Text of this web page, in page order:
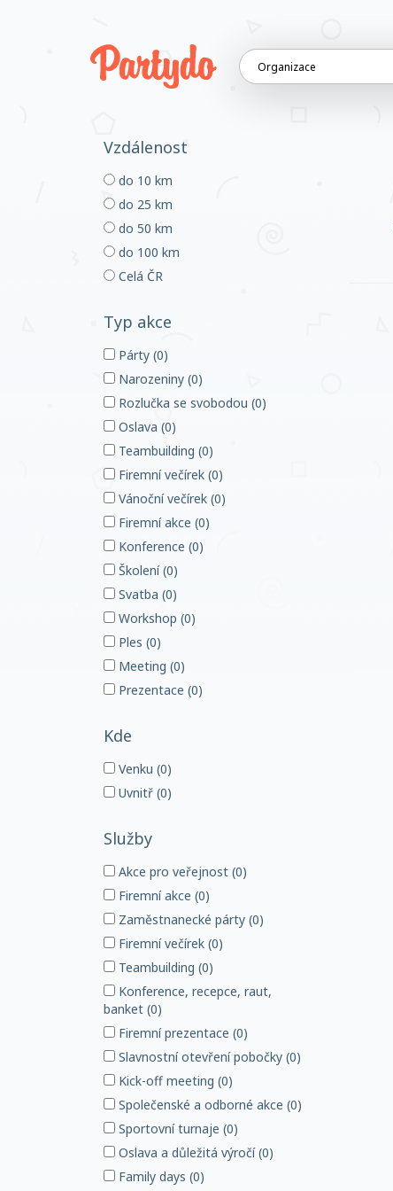
Vzdálenost
do 10 km
do 25 km
do 50 km
do 100 km
Celá ČR
Typ akce
Párty (0)
Narozeniny (0)
Rozlučka se svobodou (0)
Oslava (0)
Teambuilding (0)
Firemní večírek (0)
Vánoční večírek (0)
Firemní akce (0)
Konference (0)
Školení (0)
Svatba (0)
Workshop (0)
Ples (0)
Meeting (0)
Prezentace (0)
Kde
Venku (0)
Uvnitř (0)
Služby
Akce pro veřejnost (0)
Firemní akce (0)
Zaměstnanecké párty (0)
Firemní večírek (0)
Teambuilding (0)
Konference, recepce, raut,
banket (0)
Firemní prezentace (0)
Slavnostní otevření pobočky (0)
Kick-off meeting (0)
Společenské a odborné akce (0)
Sportovní turnaje (0)
Oslava a důležitá výročí (0)
Family days (0)